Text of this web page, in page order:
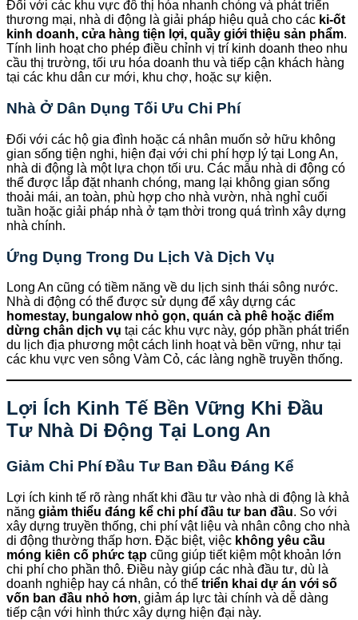
Đối với các khu vực đô thị hóa nhanh chóng và phát triển
thương mại, nhà di động là giải pháp hiệu quả cho các ki-ốt
kinh doanh, cửa hàng tiện lợi, quầy giới thiệu sản phẩm.
Tính linh hoạt cho phép điều chỉnh vị trí kinh doanh theo nhu
cầu thị trường, tối ưu hóa doanh thu và tiếp cận khách hàng
tại các khu dân cư mới, khu chợ, hoặc sự kiện.
Nhà Ở Dân Dụng Tối Ưu Chi Phí
Đối với các hộ gia đình hoặc cá nhân muốn sở hữu không
gian sống tiện nghi, hiện đại với chi phí hợp lý tại Long An,
nhà di động là một lựa chọn tối ưu. Các mẫu nhà di động có
thể được lắp đặt nhanh chóng, mang lại không gian sống
thoải mái, an toàn, phù hợp cho nhà vườn, nhà nghỉ cuối
tuần hoặc giải pháp nhà ở tạm thời trong quá trình xây dựng
nhà chính.
Ứng Dụng Trong Du Lịch Và Dịch Vụ
Long An cũng có tiềm năng về du lịch sinh thái sông nước.
Nhà di động có thể được sử dụng để xây dựng các
homestay, bungalow nhỏ gọn, quán cà phê hoặc điểm
dừng chân dịch vụ tại các khu vực này, góp phần phát triển
du lịch địa phương một cách linh hoạt và bền vững, như tại
các khu vực ven sông Vàm Cỏ, các làng nghề truyền thống.
Lợi Ích Kinh Tế Bền Vững Khi Đầu
Tư Nhà Di Động Tại Long An
Giảm Chi Phí Đầu Tư Ban Đầu Đáng Kể
Lợi ích kinh tế rõ ràng nhất khi đầu tư vào nhà di động là khả
năng giảm thiểu đáng kể chi phí đầu tư ban đầu. So với
xây dựng truyền thống, chi phí vật liệu và nhân công cho nhà
di động thường thấp hơn. Đặc biệt, việc không yêu cầu
móng kiên cố phức tạp cũng giúp tiết kiệm một khoản lớn
chi phí cho phần thô. Điều này giúp các nhà đầu tư, dù là
doanh nghiệp hay cá nhân, có thể triển khai dự án với số
vốn ban đầu nhỏ hơn, giảm áp lực tài chính và dễ dàng
tiếp cận với hình thức xây dựng hiện đại này.